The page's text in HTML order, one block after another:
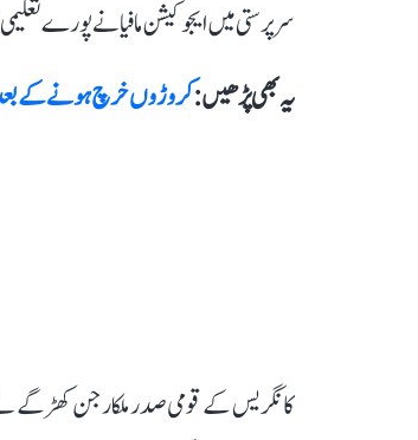
سرپرستی میں ایجوکیشن مافیا نے پورے
یہ بھی پڑھیں :کروڑوں خرچ ہونے کے
کانگریس کے قومی صدر ملکارجن کھڑگے